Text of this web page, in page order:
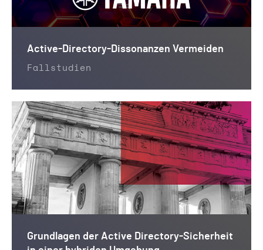
Active-Directory-Dissonanzen Vermeiden
Fallstudien
Grundlagen der Active Directory-Sicherheit